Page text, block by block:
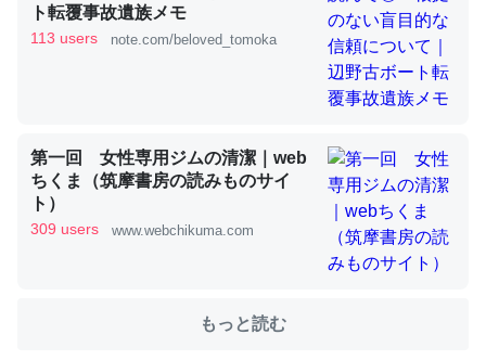
ウチもEchoを実家に置いて４年。でたまに覗いてる。ぼ
ちぼちRingも置こうかと画策中。あと、Googleマップで
これ見て生きてるなって分かる。
─たまにLINEするくらいだった遠方の父67歳と僕。ITツール導入で
コミュニケーションが劇的に変化した｜tayorini by LIFULL介護
ト転覆事故遺族メモ
113 users note.com/beloved_tomoka
第一回 女性専用ジムの清潔｜web
ちくま（筑摩書房の読みものサイ
ト）
309 users www.webchikuma.com
もっと読む